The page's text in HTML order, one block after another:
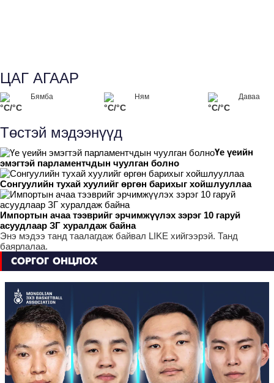
ЦАГ АГААР
Бямба
°C/°C
Ням
°C/°C
Даваа
°C/°C
Төстэй мэдээнүүд
Үе үеийн
эмэгтэй парламентчдын чуулган болно
Сонгуулийн тухай хуулийг өргөн барихыг хойшлууллаа
Импортын ачаа тээврийг эрчимжүүлэх зэрэг 10 гаруй
асуудлаар ЗГ хуралдаж байна
Энэ мэдээ танд таалагдаж байвал LIKE хийгээрэй. Танд
баярлалаа.
СОРГОГ ОНЦЛОХ